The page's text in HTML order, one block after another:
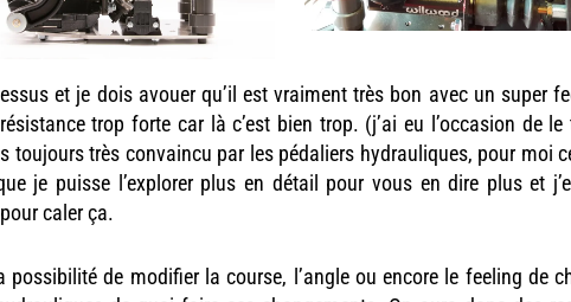
et je dois avouer qu’il est vraiment très bon avec un super
trop forte car là c’est bien trop. (j’ai eu l’occasion de le
toujours très convaincu par les pédaliers hydrauliques, pour moi
je puisse l’explorer plus en détail pour vous en dire plus et
caler ça.
de modifier la course, l’angle ou encore le feeling de